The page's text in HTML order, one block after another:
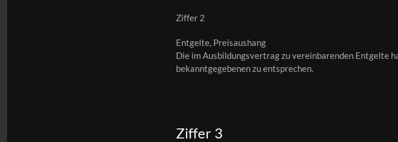
Ziffer 2
Entgelte, Preisaushang
Die im Ausbildungsvertrag zu vereinbarenden Entgelte
bekanntgegebenen zu entsprechen.
Ziffer 3